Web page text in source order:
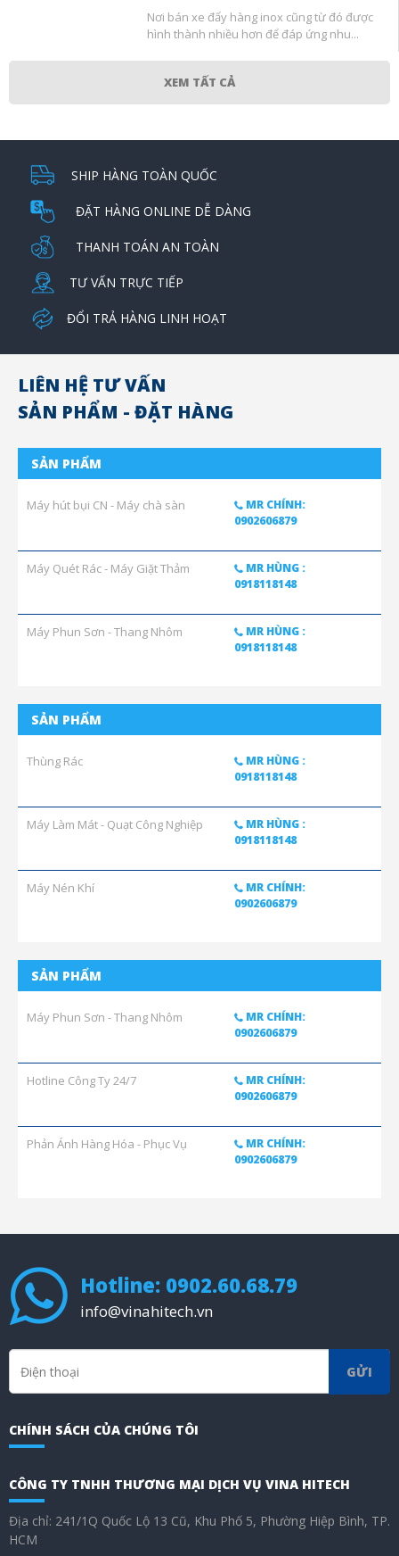
Nơi bán xe đẩy hàng inox cũng từ đó được
hình thành nhiều hơn để đáp ứng nhu...
XEM TẤT CẢ
SHIP HÀNG TOÀN QUỐC
ĐẶT HÀNG ONLINE DỄ DÀNG
THANH TOÁN AN TOÀN
TƯ VẤN TRỰC TIẾP
ĐỔI TRẢ HÀNG LINH HOẠT
LIÊN HỆ TƯ VẤN
SẢN PHẨM - ĐẶT HÀNG
SẢN PHẨM
Máy hút bụi CN - Máy chà sàn
MR CHÍNH:
0902606879
Máy Quét Rác - Máy Giặt Thảm
MR HÙNG :
0918118148
Máy Phun Sơn - Thang Nhôm
MR HÙNG :
0918118148
SẢN PHẨM
Thùng Rác
MR HÙNG :
0918118148
Máy Làm Mát - Quạt Công Nghiệp
MR HÙNG :
0918118148
Máy Nén Khí
MR CHÍNH:
0902606879
SẢN PHẨM
Máy Phun Sơn - Thang Nhôm
MR CHÍNH:
0902606879
Hotline Công Ty 24/7
MR CHÍNH:
0902606879
Phản Ánh Hàng Hóa - Phục Vụ
MR CHÍNH:
0902606879
Hotline: 0902.60.68.79
info@vinahitech.vn
GỬI
CHÍNH SÁCH CỦA CHÚNG TÔI
CÔNG TY TNHH THƯƠNG MẠI DỊCH VỤ VINA HITECH
Địa chỉ: 241/1Q Quốc Lộ 13 Cũ, Khu Phố 5, Phường Hiệp Bình, TP.
HCM